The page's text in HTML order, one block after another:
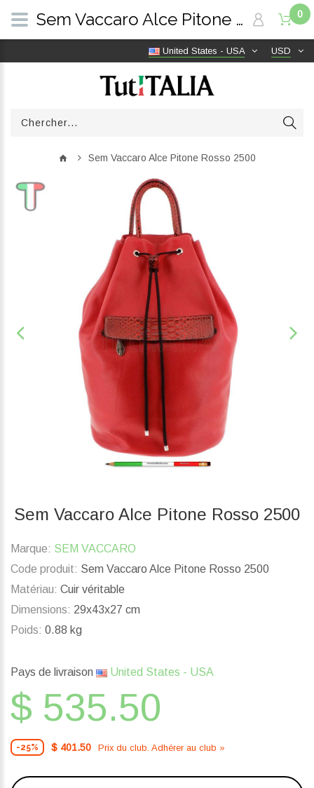
USD
United States - USA
0
Sem Vaccaro Alce Pitone Rosso 2500
Sem Vaccaro Alce Pitone Rosso 2500
Marque: SEM VACCARO
Code produit: Sem Vaccaro Alce Pitone Rosso 2500
Matériau: Cuir véritable
Dimensions: 29x43x27 cm
Poids: 0.88 kg
Pays de livraison United States - USA
$ 535.50
-25% $ 401.50 Prix ​​du club. Adhérer au club »
Sem Vaccaro Alce Pitone Rosso 2500 | TutITALIA